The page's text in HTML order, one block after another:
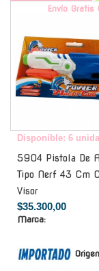
Envío Gratis
Disponible: 6
5904 Pistola De
Tipo Nerf 43 Cm
Visor
$35.300,00
Marca: